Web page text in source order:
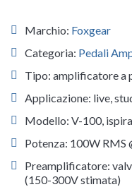
Marchio: Foxgear
Categoria: Pedali
Tipo: amplificatore a
Applicazione: live,
Modello: V-100,
Potenza: 100W RMS
Preamplificatore:
(150-300V stimata)